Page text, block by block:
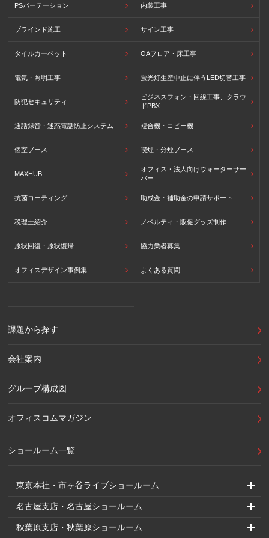
東京本社・市ヶ谷ライブショールーム
名古屋支店・名古屋ショールーム
秋葉原支店・秋葉原ショールーム
PSパーテーション 内装工事
ブラインド施工 サイン工事
タイルカーペット OAフロア・床工事
電気・照明工事 蛍光灯生産中止に伴うLED切替工事
防犯セキュリティ
ビジネスフォン・回線工事、クラウ
ドPBX
通話録音・迷惑電話防止システム 複合機・コピー機
個室ブース 喫煙・分煙ブース
MAXHUB
オフィス・法人向けウォーターサー
バー
抗菌コーティング 助成金・補助金の申請サポート
税理士紹介 ノベルティ・販促グッズ制作
原状回復・原状復帰 協力業者募集
オフィスデザイン事例集 よくある質問
課題から探す
会社案内
グループ構成図
オフィスコムマガジン
ショールーム一覧